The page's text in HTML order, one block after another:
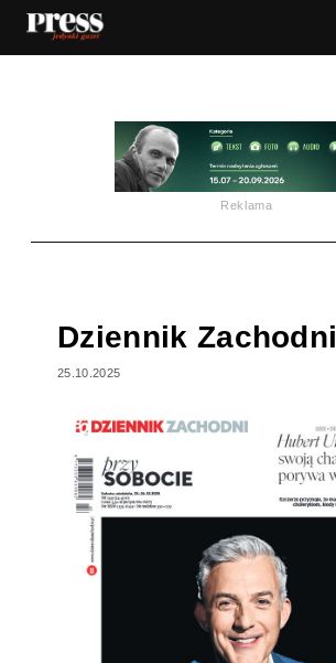
Reklama
Dziennik Zachodni
25.10.2025